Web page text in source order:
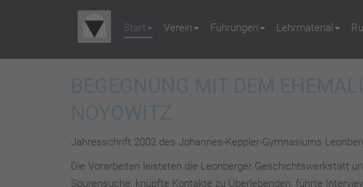
Start Verein Führungen Lehrmaterial
BEGEGNUNG MIT DEM
NOYOWITZ
Jahresschrift 2002 des Johannes-Keppler-Gymnasiums
Die Vorarbeiten leisteten die Leonberger Geschichtswerkstatt
Spurensuche, knüpfte Kontakte zu Überlebenden, führte